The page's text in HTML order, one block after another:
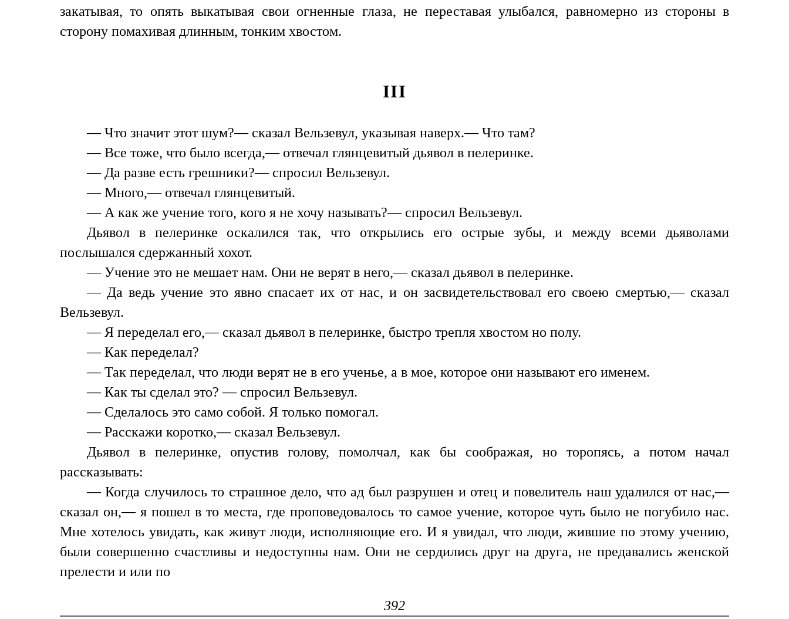
закатывая, то опять выкатывая свои огненные глаза, не переставая улыбался, равномерно из стороны в
сторону помахивая длинным, тонким хвостом.
III
— Что значит этот шум?— сказал Вельзевул, указывая наверх.— Что там?
— Все тоже, что было всегда,— отвечал глянцевитый дьявол в пелеринке.
— Да разве есть грешники?— спросил Вельзевул.
— Много,— отвечал глянцевитый.
— А как же учение того, кого я не хочу называть?— спросил Вельзевул.
Дьявол в пелеринке оскалился так, что открылись его острые зубы, и между всеми дьяволами
послышался сдержанный хохот.
— Учение это не мешает нам. Они не верят в него,— сказал дьявол в пелеринке.
— Да ведь учение это явно спасает их от нас, и он засвидетельствовал его своею смертью,— сказал
Вельзевул.
— Я переделал его,— сказал дьявол в пелеринке, быстро трепля хвостом но полу.
— Как переделал?
— Так переделал, что люди верят не в его ученье, а в мое, которое они называют его именем.
— Как ты сделал это? — спросил Вельзевул.
— Сделалось это само собой. Я только помогал.
— Расскажи коротко,— сказал Вельзевул.
Дьявол в пелеринке, опустив голову, помолчал, как бы соображая, но торопясь, а потом начал
рассказывать:
— Когда случилось то страшное дело, что ад был разрушен и отец и повелитель наш удалился от нас,—
сказал он,— я пошел в то места, где проповедовалось то самое учение, которое чуть было не погубило нас.
Мне хотелось увидать, как живут люди, исполняющие его. И я увидал, что люди, жившие по этому учению,
были совершенно счастливы и недоступны нам. Они не сердились друг на друга, не предавались женской
прелести и или по
392